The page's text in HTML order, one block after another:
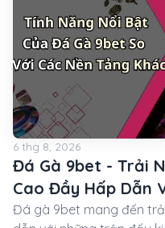
6 thg 8, 2026
Đá Gà 9bet - Trải
Cao Đầy Hấp Dẫn
Đá gà 9bet mang đến